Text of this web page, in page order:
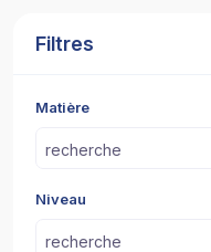
Filtres
Matière
recherche
Niveau
recherche